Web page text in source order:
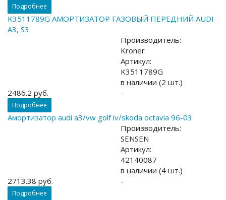
Подробнее
K3511789G АМОРТИЗАТОР ГАЗОВЫЙ ПЕРЕДНИЙ AUDI
A3, S3
Производитель:
Kroner
Артикул:
K3511789G
в наличии (2 шт.)
2486.2 руб.
-
Подробнее
Амортизатор audi a3/vw golf iv/skoda octavia 96-03
Производитель:
SENSEN
Артикул:
42140087
в наличии (4 шт.)
2713.38 руб.
-
Подробнее